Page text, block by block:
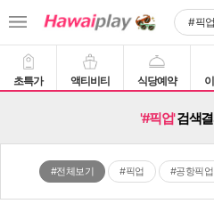
초특가 액티비티 식당예약
'#픽업'검색
#전체보기 #픽업 #공항픽업